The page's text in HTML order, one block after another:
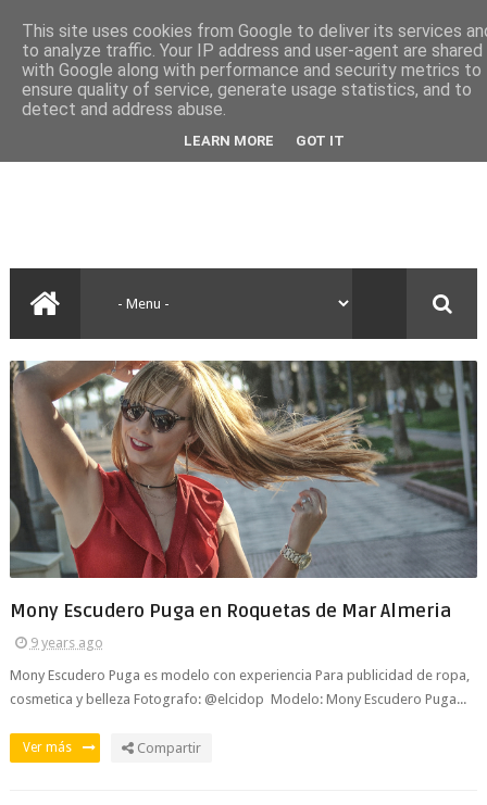
Mony Escudero Puga en Roquetas de Mar Almeria
9 years ago
Mony Escudero Puga es modelo con experiencia Para publicidad de ropa,
cosmetica y belleza Fotografo: @elcidop Modelo: Mony Escudero Puga...
Ver más Compartir
This site uses cookies from Google to deliver its services
to analyze traffic. Your IP address and user-agent are shared
with Google along with performance and security metrics to
ensure quality of service, generate usage statistics, and to
detect and address abuse.
LEARN MORE GOT IT